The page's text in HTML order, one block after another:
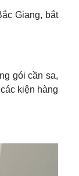
Giang, bắt
gói cần sa,
kiện hàng